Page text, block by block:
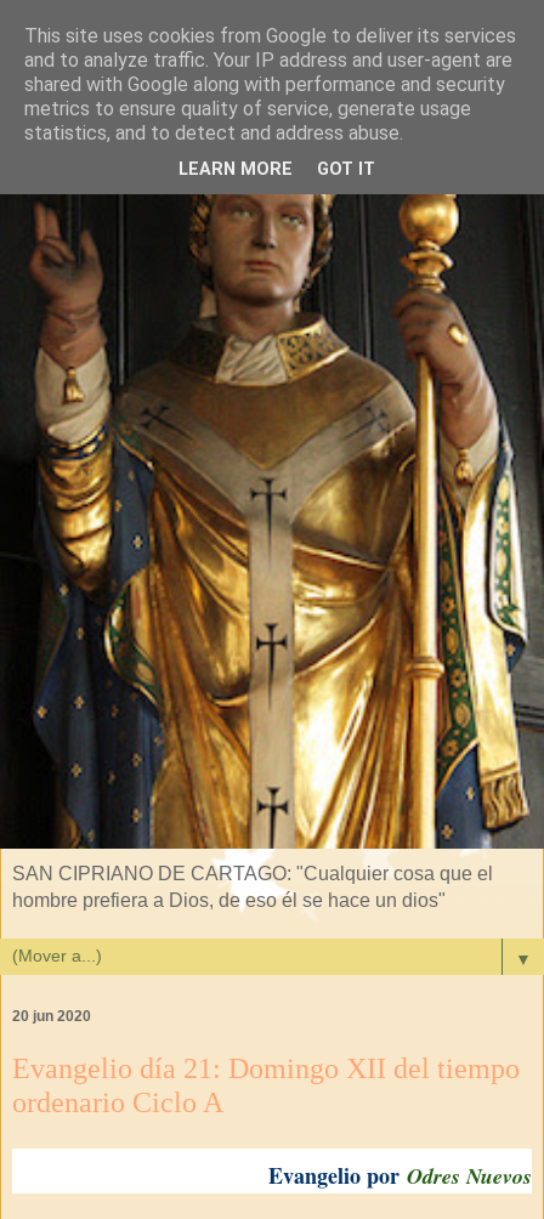
SAN CIPRIANO DE CARTAGO: "Cualquier cosa que el
hombre prefiera a Dios, de eso él se hace un dios"
▼
20 jun 2020
Evangelio día 21: Domingo XII del tiempo
ordenario Ciclo A
Evangelio por Odres Nuevos
This site uses cookies from Google to deliver its services
and to analyze traffic. Your IP address and user-agent are
shared with Google along with performance and security
metrics to ensure quality of service, generate usage
statistics, and to detect and address abuse.
LEARN MORE GOT IT